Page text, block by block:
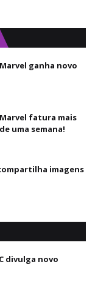
Marvel ganha novo
Marvel fatura mais
uma semana!
imagens
divulga novo